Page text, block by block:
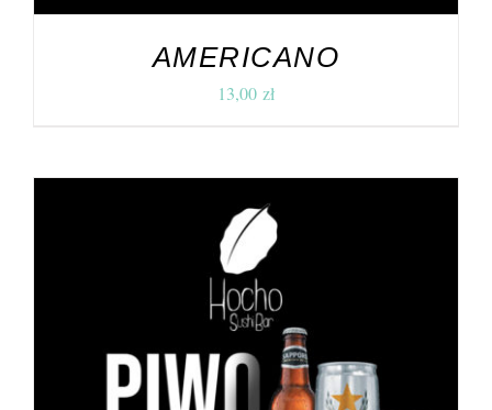
AMERICANO
13,00 zł
DODAJ DO KOSZYKA / SZCZEGÓŁY